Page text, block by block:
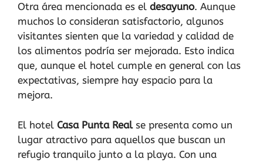
Otra área mencionada es el desayuno. Aunque
muchos lo consideran satisfactorio, algunos
visitantes sienten que la variedad y calidad de
los alimentos podría ser mejorada. Esto indica
que, aunque el hotel cumple en general con las
expectativas, siempre hay espacio para la
mejora.
El hotel Casa Punta Realse presenta como un
lugar atractivo para aquellos que buscan un
refugio tranquilo junto a la playa. Con una